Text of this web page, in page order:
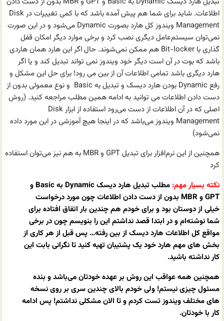
اطلاعات. شاید برای شما هم پیش آمده باشد که با کمی تغییرات در Disk
Management ویندوز کل هارد بصورت Dynamic می‌شود و در این صورت
نمی‌توان سیستم‌عامل دیگری نصب کرد و برخی موارد دیگر امکان قفل
گذاری با Bit-locker هم ممکن نمی‌شوند. حال اگر این هارد همان هاردی
باشد که بوت در آن است دیگر خود ویندوز نمی تواند تبدیل کند و یا اگر
هارد دیگری باشد تمامی اطلاعات آن از بین می رود! برای حل این مشکل و
رفع Dynamic بودن هارد دیسک و تبدیل به Basic و نوع معمولی بدون از
دست دادن اطلاعات می توانید به ادامه همین مطلب مراجعه کنید. (روش
اصلی که در آن اطلاعات از دست می‌رود استفاده از ابزار Disk
Management ویندوز می‌باشد که در اینجا هیچ آموزشی در این مورد داده
نمی‌شود)
همچنین از این نرم‌افزار برای تبدیل GPT و MBR به هم نیز می‌توان استفاده
کرد
نکته بسیار مهم:
مطلب تبدیل هارد دیسک Dynamic به Basic و
GPT و MBR بدون از دست دادن اطلاعات چون مورد درخواست
خیلی از دوستان بود و برای خودم هم چندین بار اتفاق افتاده برای
شما نوشته‌ام و در ابتدا قصد نداشتم این را بنویسم چون در برخی
مواقع کل اطلاعات هارد دیسک از بین رفته… پس قبل از هر کاری از
بخش های مهم هارد خود یک پشتیبان تهیه کنید تا نگرانی بابت این
کار نداشته باشید.
همچنین همه عواقب این روش بر عهده خودتان می‌باشد و بنده
مسئول چیزی نیستم! ولی خودم بالای چندین سری بر روی نسخه
های مختلف ویندوز تست کردم و تا الان مشکلی نداشتم! پس ادامه
کار با خودتان.